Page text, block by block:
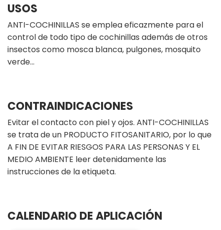
USOS
ANTI-COCHINILLAS se emplea eficazmente para el
control de todo tipo de cochinillas además de otros
insectos como mosca blanca, pulgones, mosquito
verde…
CONTRAINDICACIONES
Evitar el contacto con piel y ojos. ANTI-COCHINILLAS
se trata de un PRODUCTO FITOSANITARIO, por lo que
A FIN DE EVITAR RIESGOS PARA LAS PERSONAS Y EL
MEDIO AMBIENTE leer detenidamente las
instrucciones de la etiqueta.
CALENDARIO DE APLICACIÓN